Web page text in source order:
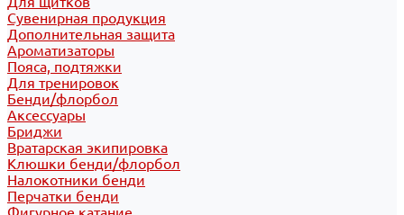
Сувенирная продукция
Дополнительная защита
Ароматизаторы
Пояса, подтяжки
Для тренировок
Бенди/флорбол
Аксессуары
Бриджи
Вратарская экипировка
Клюшки бенди/флорбол
Налокотники бенди
Перчатки бенди